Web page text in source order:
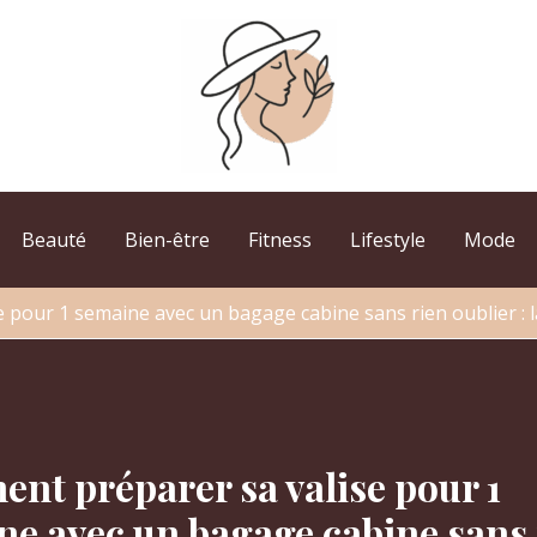
Beauté Bien-être Fitness Lifestyle Mode
1 semaine avec un bagage cabine sans rien oublier
préparer sa valise pour 1